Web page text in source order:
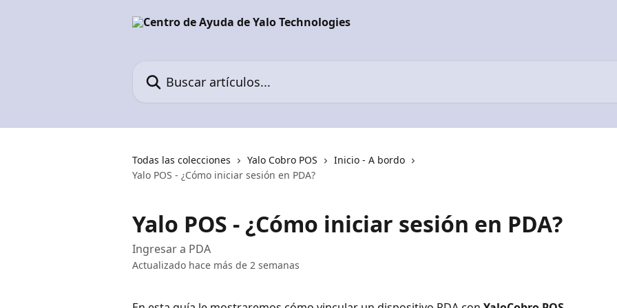
Todas las colecciones Yalo Cobro POS
Inicio - A bordo
Yalo POS - ¿Cómo iniciar sesión en PDA?
Yalo POS - ¿Cómo iniciar sesión en PDA?
Ingresar a PDA
Actualizado hace más de 2 semanas